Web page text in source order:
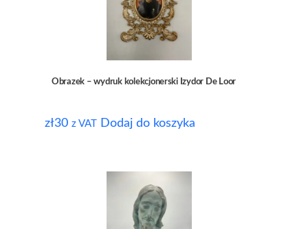
Obrazek – wydruk kolekcjonerski Izydor De Loor
zł30 z VAT Dodaj do koszyka